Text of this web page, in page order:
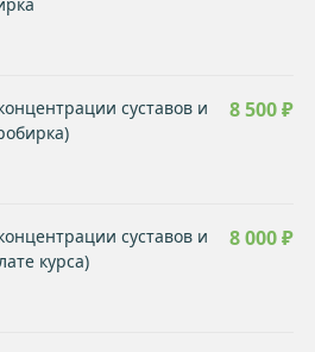
суставов и
8 500 ₽
суставов и
курса)
8 000 ₽